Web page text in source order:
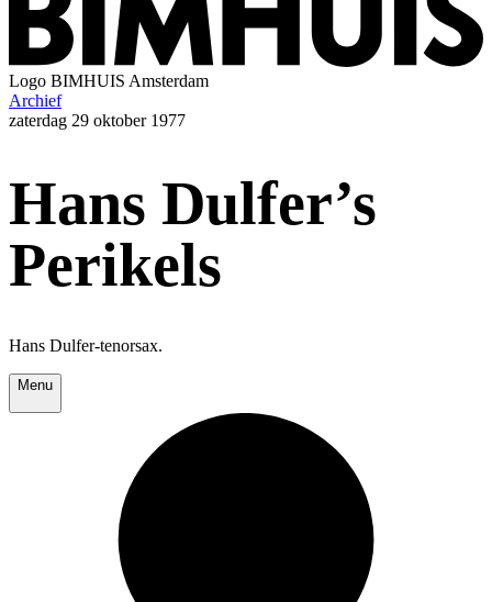
Logo BIMHUIS Amsterdam
Archief
zaterdag 29 oktober 1977
Hans Dulfer’s
Perikels
Hans Dulfer-tenorsax.
Menu